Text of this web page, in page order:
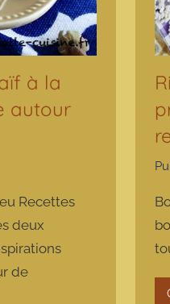
à la
autour
Recettes
deux
de